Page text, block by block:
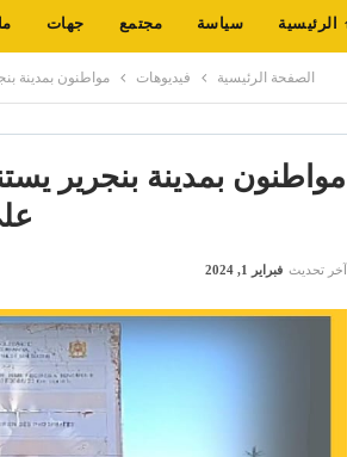
الرئيسية سياسة مجتمع جهات
الصفحة الرئيسية فيديوهات مواطنون بمدينة
مواطنون بمدينة بنجرير
آخر تحديث فبراير 1, 2024